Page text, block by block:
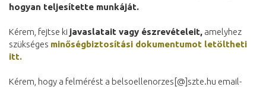
hogyan teljesítette munkáját.
Kérem, fejtse ki javaslatait vagy észrevételeit, amelyhez
szükséges minőségbiztosítási dokumentumot letöltheti
itt.
Kérem, hogy a felmérést a belsoellenorzes[@]szte.hu email-